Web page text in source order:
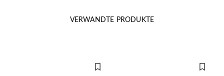
VERWANDTE PRODUKTE